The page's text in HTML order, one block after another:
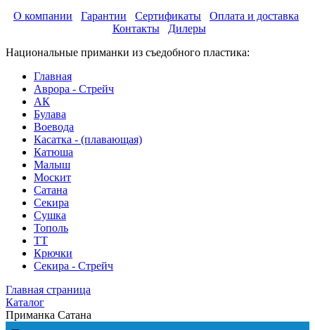
О компании Гарантии Сертификаты
Оплата и доставка
Контакты
Дилеры
Национальные приманки из съедобного пластика:
Главная
Аврора - Стрейч
АК
Булава
Воевода
Касатка - (плавающая)
Катюша
Малыш
Москит
Сатана
Секира
Сушка
Тополь
ТТ
Крючки
Секира - Стрейч
Главная страница
Каталог
Приманка Сатана